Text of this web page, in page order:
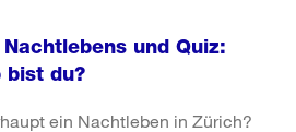
und Quiz:
bist du?
ein Nachtleben in Zürich?